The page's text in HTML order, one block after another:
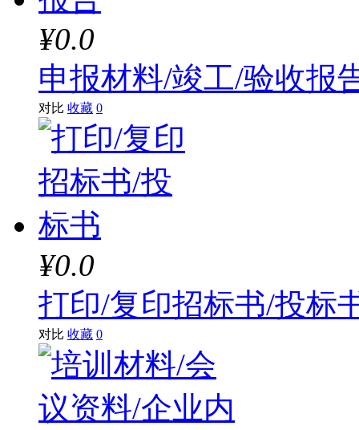
¥0.0
申报材料/竣工/验收报
对比 收藏 0
¥0.0
打印/复印招标书/投标
对比 收藏 0